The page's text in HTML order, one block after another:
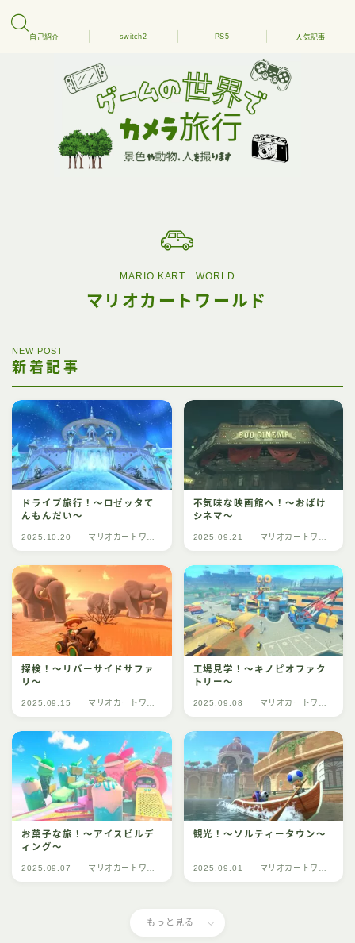
自己紹介 switch2 PS5 人気記事
MARIO KART WORLD
マリオカートワールド
NEW POST
新着記事
ドライブ旅行！～ロゼッタて
んもんだい～
2025.10.20
マリオカートワー
ルド
不気味な映画館へ！～おばけ
シネマ～
2025.09.21
マリオカートワー
ルド
探検！～リバーサイドサファ
リ～
2025.09.15
マリオカートワー
ルド
工場見学！～キノピオファク
トリー～
2025.09.08
マリオカートワー
ルド
お菓子な旅！～アイスビルデ
ィング～
2025.09.07
マリオカートワー
ルド
観光！～ソルティータウン～
2025.09.01
マリオカートワー
ルド
もっと見る